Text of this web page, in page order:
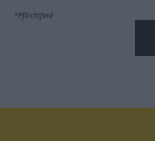
*Pflichtfeld